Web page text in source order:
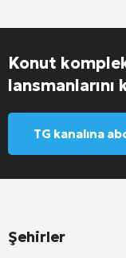
Konut
lansmanlarını
TG kanalına
Şehirler